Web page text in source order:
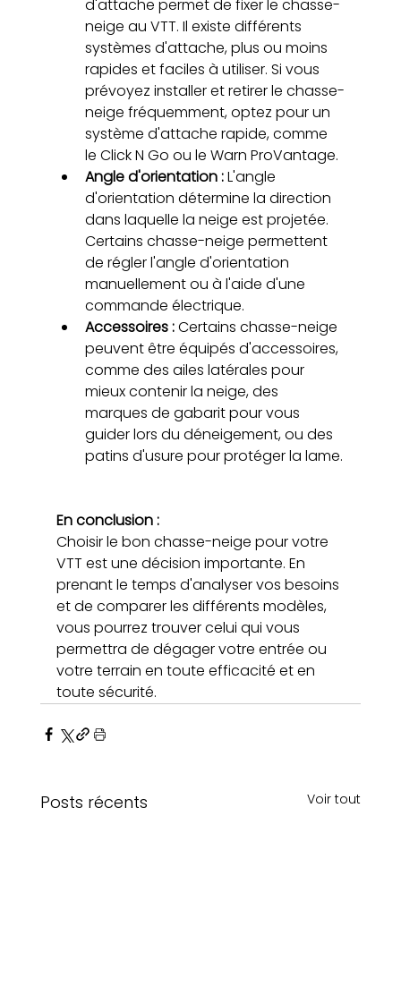
d'attache permet de fixer le chasse-
neige au VTT. Il existe différents
systèmes d'attache, plus ou moins
rapides et faciles à utiliser. Si vous
prévoyez installer et retirer le chasse-
neige fréquemment, optez pour un
système d'attache rapide, comme
le Click N Go ou le Warn ProVantage.
Angle d'orientation : L'angle
d'orientation détermine la direction
dans laquelle la neige est projetée.
Certains chasse-neige permettent
de régler l'angle d'orientation
manuellement ou à l'aide d'une
commande électrique.
Accessoires : Certains chasse-neige
peuvent être équipés d'accessoires,
comme des ailes latérales pour
mieux contenir la neige, des
marques de gabarit pour vous
guider lors du déneigement, ou des
patins d'usure pour protéger la lame.
En conclusion :
Choisir le bon chasse-neige pour votre
VTT est une décision importante. En
prenant le temps d'analyser vos besoins
et de comparer les différents modèles,
vous pourrez trouver celui qui vous
permettra de dégager votre entrée ou
votre terrain en toute efficacité et en
toute sécurité.
Posts récents Voir tout